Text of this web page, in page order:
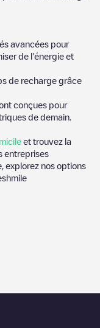
avancées pour
de l'énergie et
de recharge grâce
conçues pour
de demain.
et trouvez la
entreprises
explorez nos options